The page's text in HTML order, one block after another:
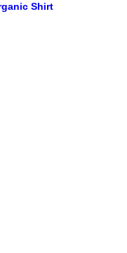
Shirt